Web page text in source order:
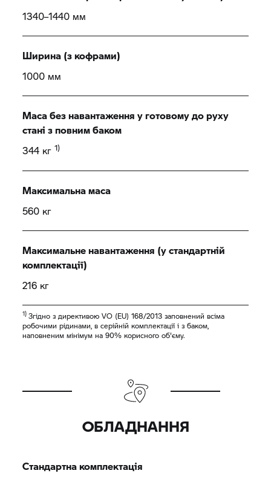
1340–1440 мм
Ширина (з кофрами)
1000 мм
Маса без навантаження у готовому до руху
стані з повним баком
344 кг 1)
Максимальна маса
560 кг
Максимальне навантаження (у стандартній
комплектації)
216 кг
1)Згідно з директивою VO (EU) 168/2013 заповнений всіма
робочими рідинами, в серійній комплектації і з баком,
наповненим мінімум на 90% корисного об'єму.
ОБЛАДНАННЯ
Стандартна комплектація